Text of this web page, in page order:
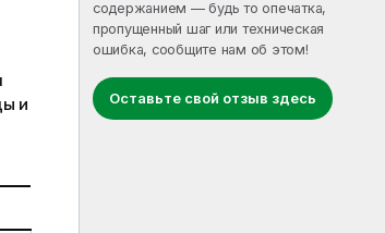
содержанием — будь то опечатка,
пропущенный шаг или техническая
ошибка, сообщите нам об этом!
Оставьте свой отзыв здесь
и